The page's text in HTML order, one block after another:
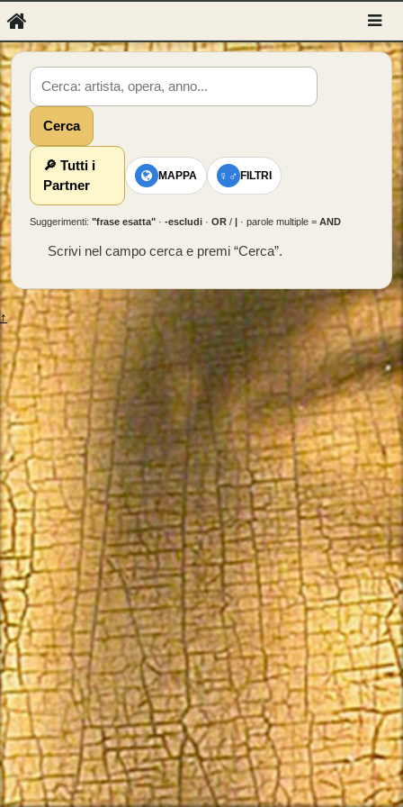
Cerca
🔎 Tutti i
Partner
MAPPA ♀♂ FILTRI
Suggerimenti: "frase esatta" · -escludi · OR / | · parole multiple = AND
Scrivi nel campo cerca e premi “Cerca”.
↑